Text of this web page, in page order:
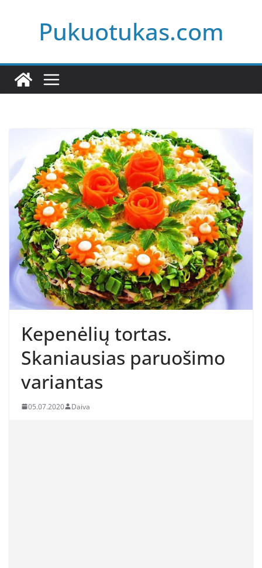
Pukuotukas.com
Kepenėlių tortas.
Skaniausias paruošimo
variantas
05.07.2020 Daiva